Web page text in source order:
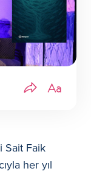
Sait Faik
her yıl